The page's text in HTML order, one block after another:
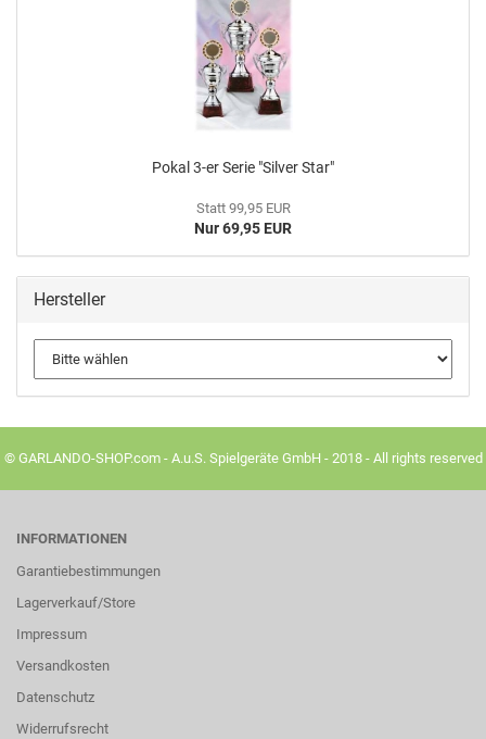
Pokal 3-er Serie "Sil­ver Star"
Statt 99,95 EUR
Nur 69,95 EUR
Hersteller
© GARLANDO-SHOP.com - A.u.S. Spielgeräte GmbH - 2018 - All rights reserved
INFORMATIONEN
Garantiebestimmungen
Lagerverkauf/Store
Impressum
Versandkosten
Datenschutz
Widerrufsrecht